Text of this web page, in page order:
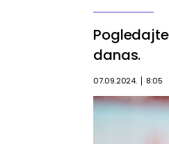
danas.
07.09.2024. 8:05